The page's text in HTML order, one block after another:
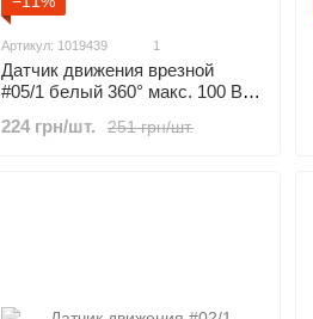
Артикул: 1019439 1
Датчик движения врезной
#05/1 белый 360° макс. 100 Вт
251 грн/шт.
224 грн/шт.